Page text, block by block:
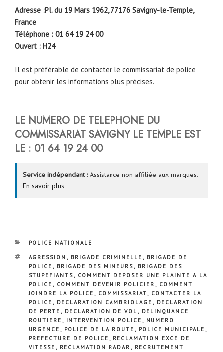
Adresse :Pl. du 19 Mars 1962, 77176 Savigny-le-Temple,
France
Téléphone : 01 64 19 24 00
Ouvert : H24
Il est préférable de contacter le commissariat de police
pour obtenir les informations plus précises.
LE NUMERO DE TELEPHONE DU
COMMISSARIAT SAVIGNY LE TEMPLE EST
LE : 01 64 19 24 00
Service indépendant :Assistance non affiliée aux marques.
En savoir plus
CATÉGORIES
POLICE NATIONALE
ÉTIQUETTES
AGRESSION , BRIGADE CRIMINELLE , BRIGADE DE
POLICE , BRIGADE DES MINEURS, BRIGADE DES
STUPEFIANTS, COMMENT DEPOSER UNE PLAINTE A LA
POLICE , COMMENT DEVENIR POLICIER , COMMENT
JOINDRE LA POLICE , COMMISSARIAT, CONTACTER LA
POLICE , DECLARATION CAMBRIOLAGE , DECLARATION
DE PERTE , DECLARATION DE VOL , DELINQUANCE
ROUTIERE , INTERVENTION POLICE , NUMERO
URGENCE , POLICE DE LA ROUTE , POLICE MUNICIPALE ,
PREFECTURE DE POLICE , RECLAMATION EXCE DE
VITESSE , RECLAMATION RADAR , RECRUTEMENT